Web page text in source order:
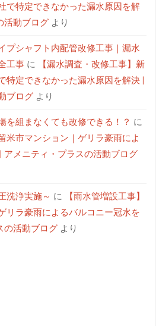
で特定できなかった漏水原因を解
活動ブログ より
プシャフト内配管改修工事｜漏水
工事 に
【漏水調査・改修工事】新
特定できなかった漏水原因を解決 |
ブログ より
を組まなくても改修できる！？ に
米市マンション｜ゲリラ豪雨によ
アメニティ・プラスの活動ブログ
洗浄実施～ に
【雨水管増設工事】
リラ豪雨によるバルコニー冠水を
の活動ブログ より